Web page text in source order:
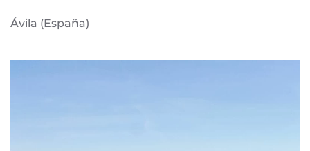
Ávila (España)